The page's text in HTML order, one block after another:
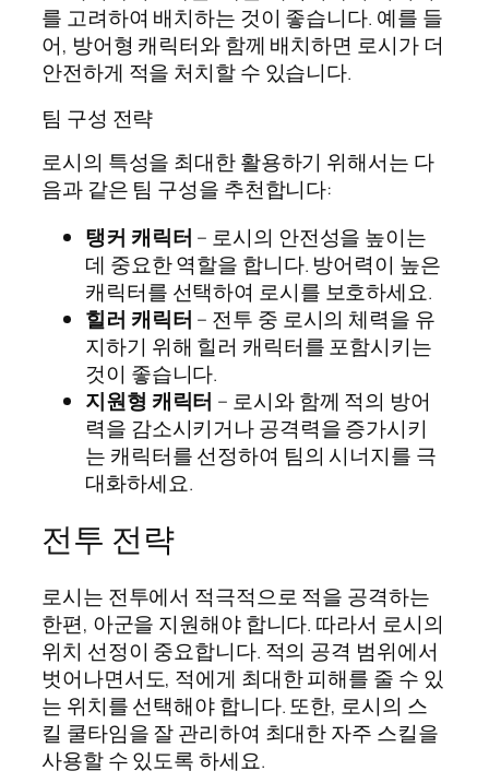
를 고려하여 배치하는 것이 좋습니다. 예를 들
어, 방어형 캐릭터와 함께 배치하면 로시가 더
안전하게 적을 처치할 수 있습니다.
팀 구성 전략
로시의 특성을 최대한 활용하기 위해서는 다
음과 같은 팀 구성을 추천합니다:
탱커 캐릭터 – 로시의 안전성을 높이는
데 중요한 역할을 합니다. 방어력이 높은
캐릭터를 선택하여 로시를 보호하세요.
힐러 캐릭터 – 전투 중 로시의 체력을 유
지하기 위해 힐러 캐릭터를 포함시키는
것이 좋습니다.
지원형 캐릭터 – 로시와 함께 적의 방어
력을 감소시키거나 공격력을 증가시키
는 캐릭터를 선정하여 팀의 시너지를 극
대화하세요.
전투 전략
로시는 전투에서 적극적으로 적을 공격하는
한편, 아군을 지원해야 합니다. 따라서 로시의
위치 선정이 중요합니다. 적의 공격 범위에서
벗어나면서도, 적에게 최대한 피해를 줄 수 있
는 위치를 선택해야 합니다. 또한, 로시의 스
킬 쿨타임을 잘 관리하여 최대한 자주 스킬을
사용할 수 있도록 하세요.